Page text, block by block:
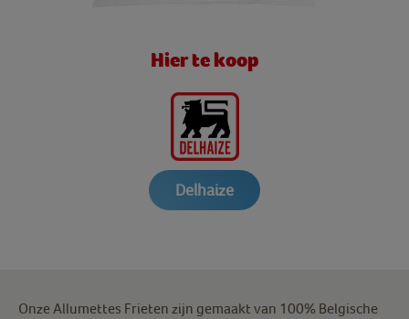
Hier te koop
Delhaize
Onze Allumettes Frieten zijn gemaakt van 100% Belgische